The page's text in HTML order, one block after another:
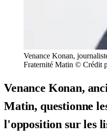
Venance Konan,
Fraternité Matin © Crédit
Venance Konan,
Matin, questionne
l'opposition sur les